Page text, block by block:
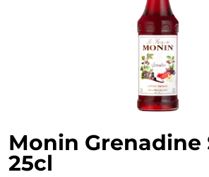
Monin Grenadine
25cl